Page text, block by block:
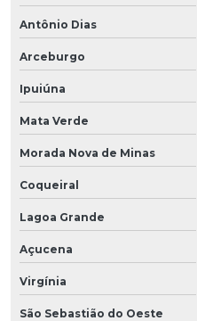
Antônio Dias
Arceburgo
Ipuiúna
Mata Verde
Morada Nova de Minas
Coqueiral
Lagoa Grande
Açucena
Virgínia
São Sebastião do Oeste